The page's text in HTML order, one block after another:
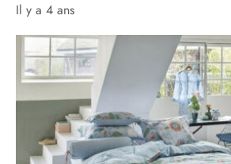
il y a 4 ans